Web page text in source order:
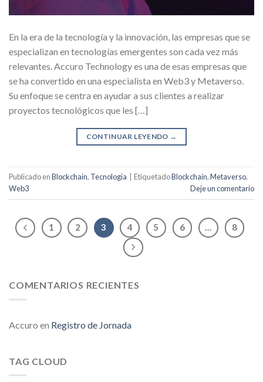
En la era de la tecnología y la innovación, las empresas que se
especializan en tecnologías emergentes son cada vez más
relevantes. Accuro Technology es una de esas empresas que
se ha convertido en una especialista en Web3 y Metaverso.
Su enfoque se centra en ayudar a sus clientes a realizar
proyectos tecnológicos que les […]
CONTINUAR LEYENDO →
Publicado enBlockchain, Tecnologia EtiquetadoBlockchain,Metaverso,
Web3
Deje un comentario
1 2 3 4 5 6 … 8
COMENTARIOS RECIENTES
Accuro en Registro de Jornada
TAG CLOUD